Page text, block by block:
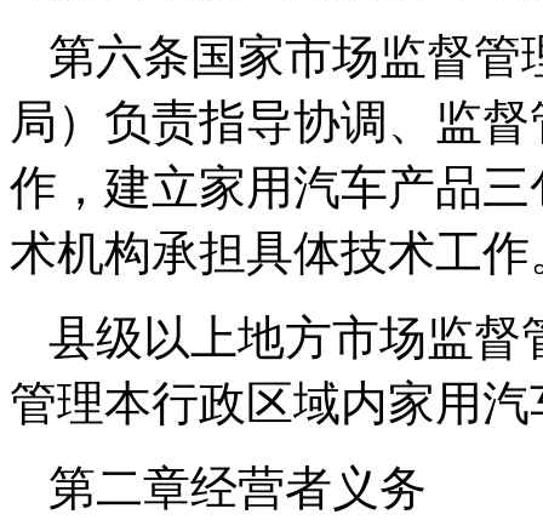
第六条国家市场监督管
局）负责指导协调、监
作，建立家用汽车产品
术机构承担具体技术工作
县级以上地方市场监督
管理本行政区域内家用
第二章经营者义务